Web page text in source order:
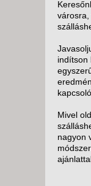
indítson
Mivel
nagyon